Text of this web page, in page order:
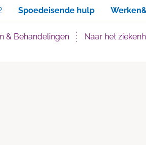
Spoedeisende hulp
& Behandelingen Naar het